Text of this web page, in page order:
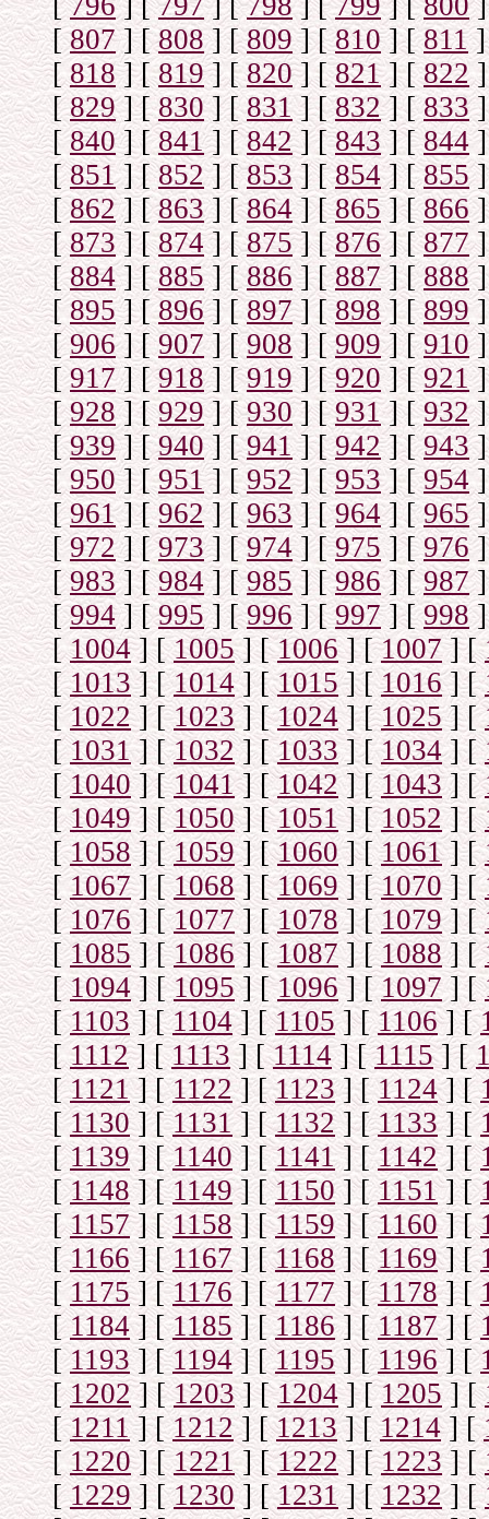
[807] [808] [809] [810] [811]
[818] [819] [820] [821] [822]
[829] [830] [831] [832] [833]
[840] [841] [842] [843] [ 844]
[851] [852] [853] [854] [855]
[862] [863] [864] [865] [866]
[873] [874] [875] [876] [877]
[884] [885] [886] [887] [888]
[895] [896] [897] [898] [899]
[906] [907] [908] [909] [910]
[917] [918] [919] [920] [921]
[928] [929] [930] [931] [932]
[939] [940] [941] [942] [943]
[ 950] [951] [952] [953] [954]
[961] [962] [963] [964] [965]
[972] [973] [974] [975] [976]
[983] [984] [985] [986] [987]
[994] [995] [996] [997] [998]
[1004] [1005] [1006] [1007] [
[1013] [1014] [1015] [1016] [
[1022] [1023] [1024 ] [1025] [
[1031] [1032] [1033] [1034] [
[1040] [1041] [1042] [1043] [
[1049] [1050] [1051] [1052] [
[1058] [1059] [1060] [1061] [
[1067] [1068] [1069] [1070] [
[1076] [1077] [1078] [1079] [
[1085] [1086] [1087] [1088] [
[1094] [1095] [1096] [1097] [
[1103] [1104] [1105] [1106] [
[1112] [1113] [1114] [1115] [
[1121] [1122] [1123] [1124] [
[1130] [1131] [1132] [1133] [
[1139] [1140] [1141] [1142] [
[1148] [1149] [1150] [1151] [
[1157] [1158] [1159] [1160] [
[1166] [1167] [1168] [1169] [
[1175] [1176] [1177] [1178] [
[1184] [1185] [1186] [1187] [
[1193] [1194] [1195] [1196] [
[1202] [1203] [1204] [1205] [
[1211] [1212] [1213] [1214] [
[ 1220] [1221] [1222] [1223] [
[1229] [1230] [1231] [1232] [